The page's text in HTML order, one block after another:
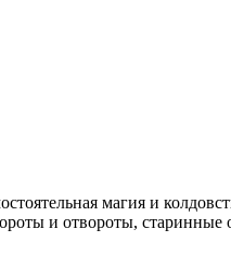
магия и
и отвороты, старинные